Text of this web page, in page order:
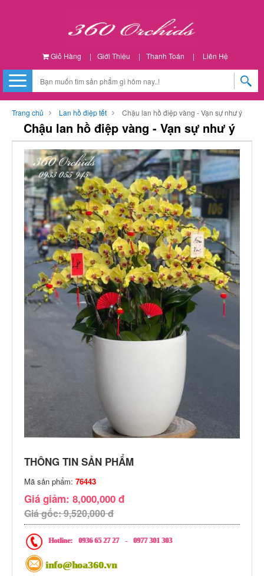
Giỏ Hàng | Giới Thiệu | Thanh Toán | Liên Hệ
Trang chủ Lan hồ điệp tết Chậu lan hồ điệp vàng - Vạn sự như ý
Chậu lan hồ điệp vàng - Vạn sự như ý
THÔNG TIN SẢN PHẨM
Mã sản phẩm: 76443
Giá giảm: 8,000,000 đ
Giá gốc: 9,520,000 đ
Hotline: 0936 65 27 27 - 0977 301 303
info@hoa360.vn